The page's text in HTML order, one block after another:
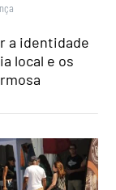
a identidade
local e os